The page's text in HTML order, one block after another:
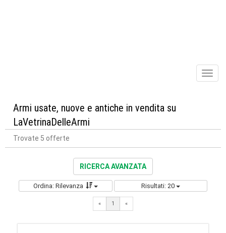
Armi usate, nuove e antiche in vendita su
LaVetrinaDelleArmi
Trovate 5 offerte
RICERCA AVANZATA
Ordina: Rilevanza Risultati: 20
« 1 «